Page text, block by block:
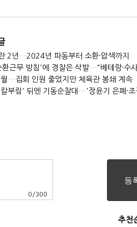
2년…2024년 파동부터 소환·압색까지
…집회 인원 줄었지만 체육관 봉쇄 계속
0 /300
추천